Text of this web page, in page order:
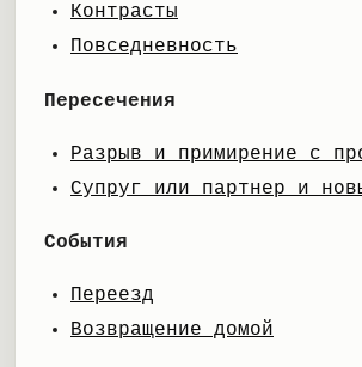
Контрасты
Повседневность
Пересечения
Разрыв и примирение с
Супруг или партнер и
События
Переезд
Возвращение домой